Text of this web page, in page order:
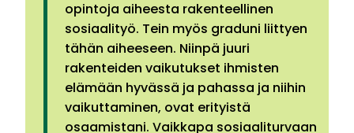
opintoja aiheesta rakenteellinen
sosiaalityö. Tein myös graduni liittyen
tähän aiheeseen. Niinpä juuri
rakenteiden vaikutukset ihmisten
elämään hyvässä ja pahassa ja niihin
vaikuttaminen, ovat erityistä
osaamistani. Vaikkapa sosiaaliturvaan